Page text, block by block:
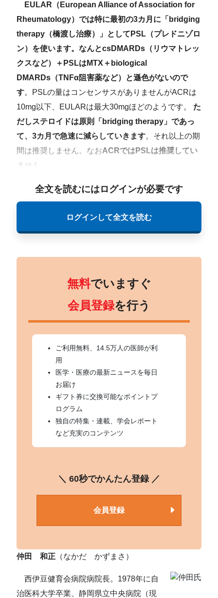
EULAR（European Alliance of Association for
Rheumatology）では特に最初の3カ月に「bridging
therapy（橋渡し治療）」としてPSL（プレドニゾロ
ン）を使います。なんとcsDMARDs（リウマトレッ
クスなど）＋PSLはMTX＋biological
DMARDs（TNFα阻害薬など）と遜色がないので
す。PSLの量はコンセンサスがありませんがACRは
10mg以下、EULARは最大30mgほどのようです。
た
だしステロイドは原則「bridging therapy」であっ
て、3カ月で急速に減らしていきます。それ以上の期
間は推奨しません。なおACRではPSLは推奨してい
ません
全文を読むにはログインが必要です
ログインして全文を読む
無料でいますぐ
会員登録を行う
ご利用無料、14.5万人の医師が利
用
医学・医療の最新ニュースを毎日
お届け
ギフト券に交換可能なポイントプ
ログラム
独自の特集・連載、学会レポート
など充実のコンテンツ
＼ 60秒でかんたん登録 ／
会員登録
仲田 和正 （なかだ かずまさ）
西伊豆健育会病院病院長。1978年に自
治医科大学卒業、静岡県立中央病院（現